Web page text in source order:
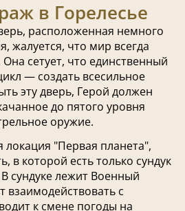
в Горелесье
расположенная немного
жалуется, что мир всегда
сетует, что единственный
— создать всесильное
эту дверь, Герой должен
до пятого уровня
оружие.
локация "Первая планета",
в которой есть только сундук
сундуке лежит Военный
с
к смене погоды на